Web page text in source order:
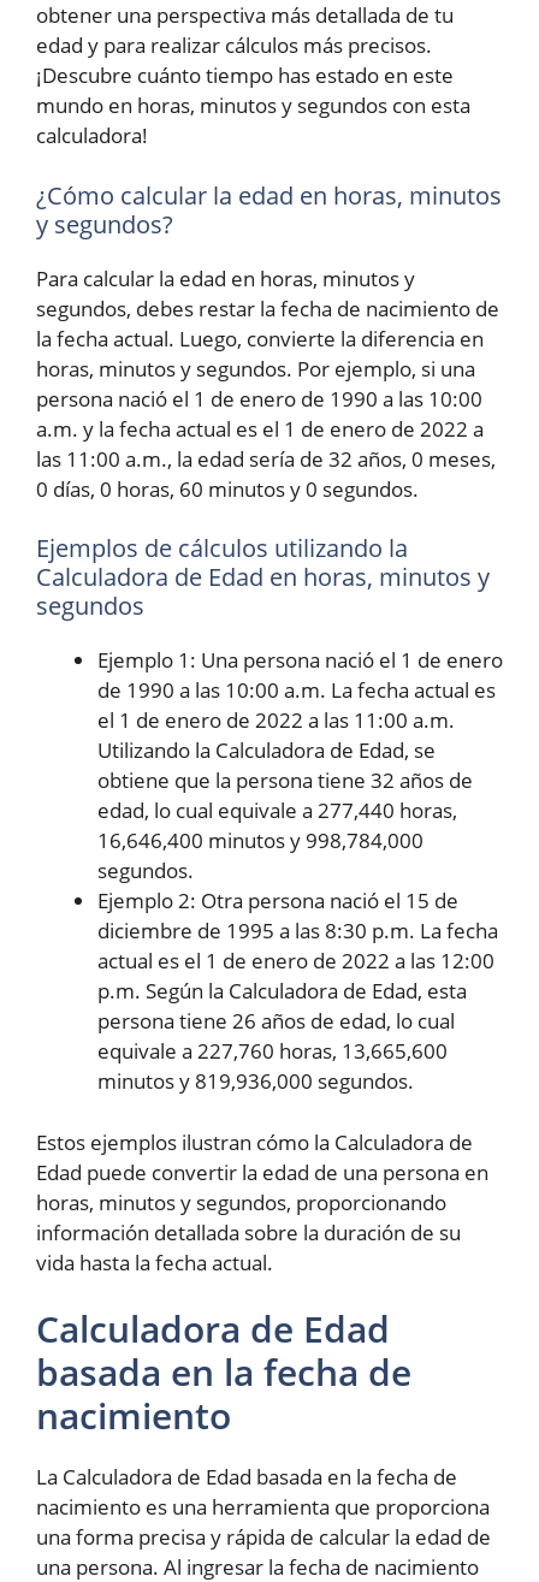
obtener una perspectiva más detallada de tu
edad y para realizar cálculos más precisos.
¡Descubre cuánto tiempo has estado en este
mundo en horas, minutos y segundos con esta
calculadora!
¿Cómo calcular la edad en horas, minutos
y segundos?
Para calcular la edad en horas, minutos y
segundos, debes restar la fecha de nacimiento de
la fecha actual. Luego, convierte la diferencia en
horas, minutos y segundos. Por ejemplo, si una
persona nació el 1 de enero de 1990 a las 10:00
a.m. y la fecha actual es el 1 de enero de 2022 a
las 11:00 a.m., la edad sería de 32 años, 0 meses,
0 días, 0 horas, 60 minutos y 0 segundos.
Ejemplos de cálculos utilizando la
Calculadora de Edad en horas, minutos y
segundos
Ejemplo 1: Una persona nació el 1 de enero
de 1990 a las 10:00 a.m. La fecha actual es
el 1 de enero de 2022 a las 11:00 a.m.
Utilizando la Calculadora de Edad, se
obtiene que la persona tiene 32 años de
edad, lo cual equivale a 277,440 horas,
16,646,400 minutos y 998,784,000
segundos.
Ejemplo 2: Otra persona nació el 15 de
diciembre de 1995 a las 8:30 p.m. La fecha
actual es el 1 de enero de 2022 a las 12:00
p.m. Según la Calculadora de Edad, esta
persona tiene 26 años de edad, lo cual
equivale a 227,760 horas, 13,665,600
minutos y 819,936,000 segundos.
Estos ejemplos ilustran cómo la Calculadora de
Edad puede convertir la edad de una persona en
horas, minutos y segundos, proporcionando
información detallada sobre la duración de su
vida hasta la fecha actual.
Calculadora de Edad
basada en la fecha de
nacimiento
La Calculadora de Edad basada en la fecha de
nacimiento es una herramienta que proporciona
una forma precisa y rápida de calcular la edad de
una persona. Al ingresar la fecha de nacimiento